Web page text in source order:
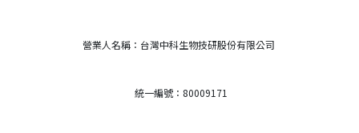
營業人名稱：台灣中科生物技研股份有限公司
統一編號：80009171